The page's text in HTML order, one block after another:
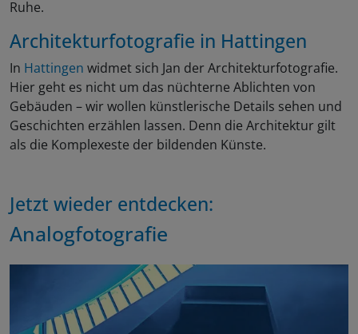
Ruhe.
Architekturfotografie in Hattingen
In Hattingen widmet sich Jan der Architekturfotografie.
Hier geht es nicht um das nüchterne Ablichten von
Gebäuden – wir wollen künstlerische Details sehen und
Geschichten erzählen lassen. Denn die Architektur gilt
als die Komplexeste der bildenden Künste.
Jetzt wieder entdecken:
Analogfotografie